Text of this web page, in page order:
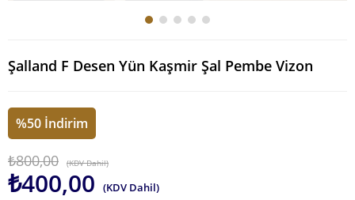
Şalland F Desen Yün Kaşmir Şal Pembe Vizon
%50 İndirim
₺800,00 (KDV Dahil)
₺400,00 (KDV Dahil)